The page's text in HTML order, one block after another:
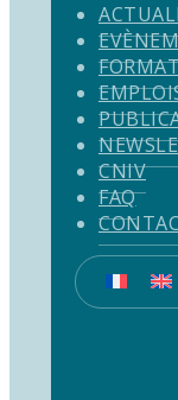
CNIV
FAQ